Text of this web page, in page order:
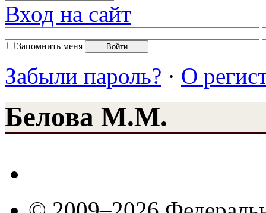
Вход на сайт
Запомнить меня
Забыли пароль? · О
Белова М.М.